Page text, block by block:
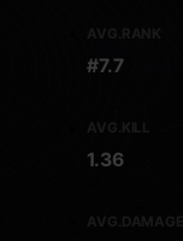
#7.7
1.36